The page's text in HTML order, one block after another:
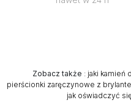
Zobacz także : jaki kamień
pierścionki zaręczynowe z
jak oświadczyć